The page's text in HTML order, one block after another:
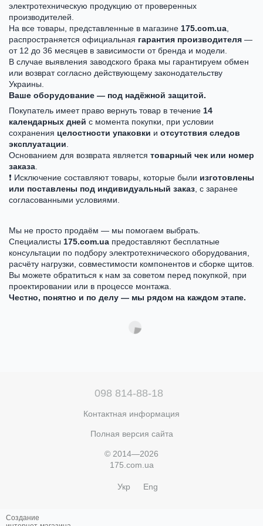
электротехническую продукцию от проверенных
производителей.
На все товары, представленные в магазине 175.com.ua
распространяется официальная гарантия производителя —
от 12 до 36 месяцев в зависимости от бренда и модели.
В случае выявления заводского брака мы гарантируем обмен
или возврат согласно действующему законодательству
Украины.
Ваше оборудование — под надёжной защитой.
Покупатель имеет право вернуть товар в течение 14
календарных дней с момента покупки, при условии
сохранения целостности упаковки и отсутствия следов
эксплуатации
Основанием для возврата является товарный чек или номер
заказа
❗ Исключение составляют товары, которые были изготовлены
или поставлены под индивидуальный заказ , с заранее
согласованными условиями.
Мы не просто продаём — мы помогаем выбрать.
Специалисты 175.com.ua предоставляют бесплатные
консультации по подбору электротехнического оборудования,
расчёту нагрузки, совместимости компонентов и сборке щитов.
Вы можете обратиться к нам за советом перед покупкой, при
проектировании или в процессе монтажа.
Честно, понятно и по делу — мы рядом на каждом этапе.
098 814-88-18
Контактная информация
Полная версия сайта
© 2014—2026
175.com.ua
Укр Eng
Создание